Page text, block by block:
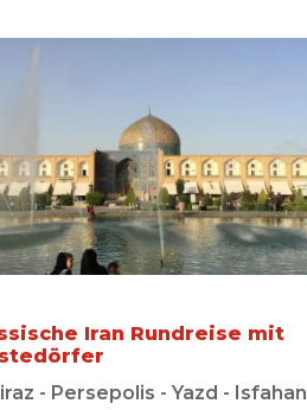
Iran Rundreise mit
- Persepolis - Yazd - Isfahan